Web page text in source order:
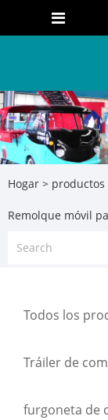
Hogar > productos
Remolque móvil
Todos los
Tráiler de
furgoneta de